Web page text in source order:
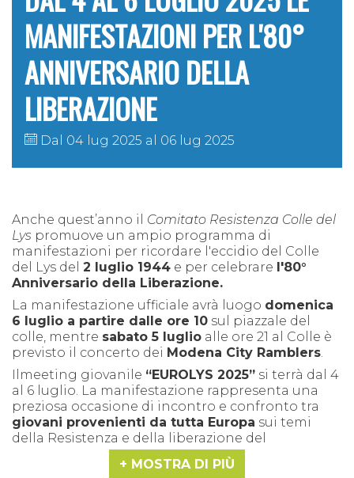
MANIFESTAZIONI PER L'80°
ANNIVERSARIO DELLA
LIBERAZIONE
Dal 04 lug 2025 al 06 lug 2025
Anche quest’anno il Comitato Resistenza Colle del
Lys promuove un ampio programma di
manifestazioni per ricordare l'eccidio del Colle
del Lys del 2 luglio 1944 e per celebrare l'80°
Anniversario della Liberazione.
La manifestazione ufficiale avrà luogo domenica
6 luglio a partire dalle ore 10 sul piazzale del
colle, mentre sabato 5 luglio alle ore 21 al Colle è
previsto il concerto dei Modena City Ramblers
Ilmeeting giovanile “EUROLYS 2025” si terrà dal 4
al 6 luglio. La manifestazione rappresenta una
preziosa occasione di incontro e confronto tra
giovani provenienti da tutta Europa sui temi
della Resistenza e della liberazione del
continente dalle dittature, delle nuove identità,
dei valori costituzionali e del senso di
MOSTRA DI PIÙ